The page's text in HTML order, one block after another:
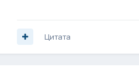
Цитата